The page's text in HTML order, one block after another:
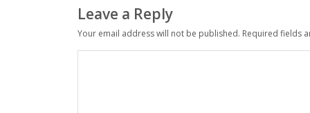
Leave a Reply
Your email address will not be published. Required fields